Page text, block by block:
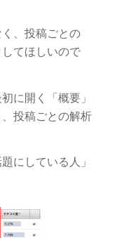
、投稿ごとの
てほしいので
に開く「概要」
投稿ごとの解析
にしている人」